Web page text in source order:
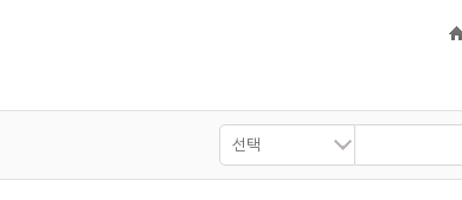
선택